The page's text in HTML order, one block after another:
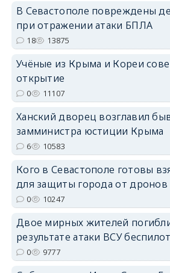
В Севастополе повреждены
при отражении атаки БПЛА
18 13875
Учёные из Крыма и Кореи
открытие
0 11107
Ханский дворец возглавил
замминистра юстиции Крыма
6 10583
Кого в Севастополе готовы
для защиты города от дронов
0 10247
Двое мирных жителей
результате атаки ВСУ
0 9777